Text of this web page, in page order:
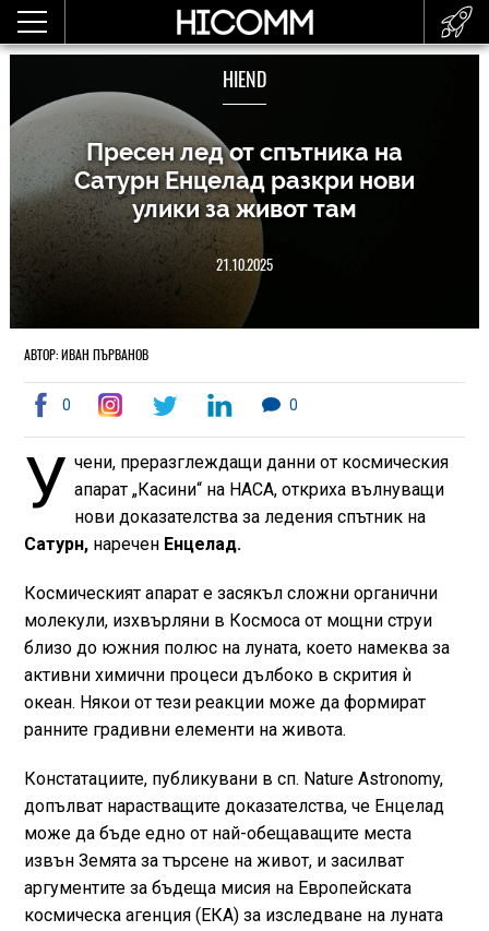
HIEND
Пресен лед от спътника на
Сатурн Енцелад разкри нови
улики за живот там
21.10.2025
АВТОР: ИВАН ПЪРВАНОВ
0 0
У чени, преразглеждащи данни от космическия
апарат „Касини“ на НАСА, откриха вълнуващи
нови доказателства за ледения спътник на
Сатурн,наречен Енцелад.
Космическият апарат е засякъл сложни органични
молекули, изхвърляни в Космоса от мощни струи
близо до южния полюс на луната, което намеква за
активни химични процеси дълбоко в скрития ѝ
океан. Някои от тези реакции може да формират
ранните градивни елементи на живота.
Констатациите, публикувани в сп. Nature Astronomy,
допълват нарастващите доказателства, че Енцелад
може да бъде едно от най-обещаващите места
извън Земята за търсене на живот, и засилват
аргументите за бъдеща мисия на Европейската
космическа агенция (ЕКА) за изследване на луната